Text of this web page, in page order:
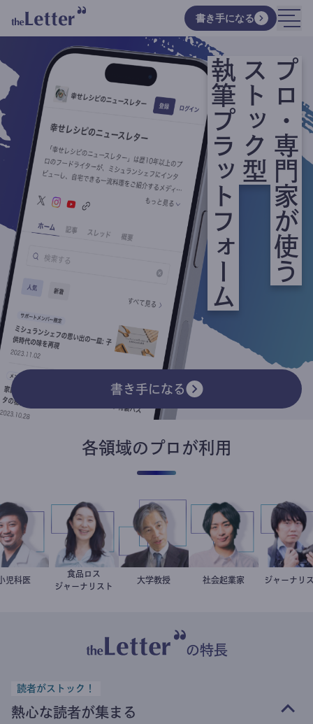
書き手になる
プロ・専門家が使う
ストック型
執筆プラットフォーム
書き手になる
各領域のプロが利用
今西洋介
小児科医 井出留美
食品ロス
ジャーナリスト
加藤忠史
大学教授 駒崎弘樹
社会起業家 志葉
ジャー
の特長
読者がストック！
熱心な読者が集まる